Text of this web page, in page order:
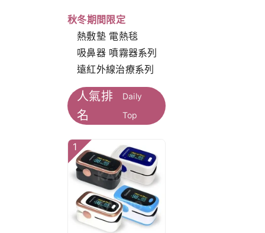
秋冬期間限定
熱敷墊 電熱毯
吸鼻器 噴霧器系列
遠紅外線治療系列
人氣排
名
Daily
Top
1